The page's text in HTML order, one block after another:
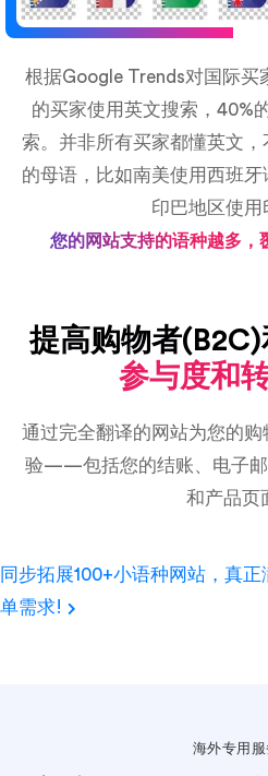
根据Google Trends对国际买
的买家使用英文搜索，40%
索。并非所有买家都懂英文，
的母语，比如南美使用西班牙
印巴地区使用
您的网站支持的语种越多，
提高购物者
参与度和
通过完全翻译的网站为您的
验——包括您的结账、电子邮
和产品页
同步拓展100+小语种网站，真
单需求!
海外专用服